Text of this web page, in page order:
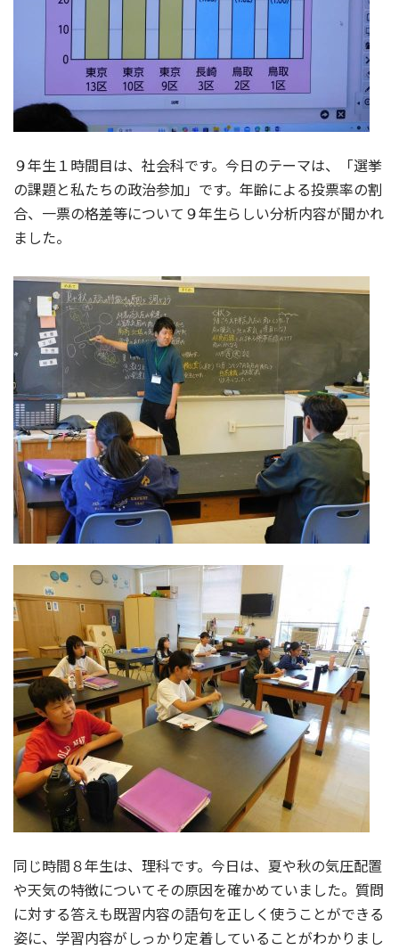
９年生１時間目は、社会科です。今日のテーマは、「選挙
の課題と私たちの政治参加」です。年齢による投票率の割
合、一票の格差等について９年生らしい分析内容が聞かれ
ました。
同じ時間８年生は、理科です。今日は、夏や秋の気圧配置
や天気の特徴についてその原因を確かめていました。質問
に対する答えも既習内容の語句を正しく使うことができる
姿に、学習内容がしっかり定着していることがわかりまし